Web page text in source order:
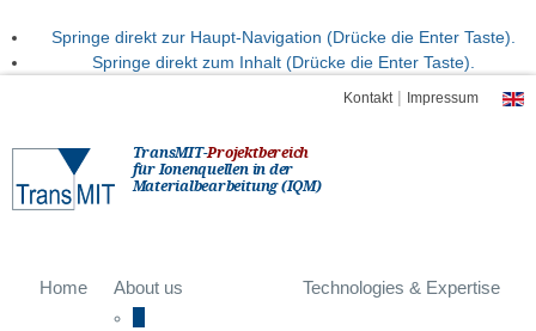
Springe direkt zur Haupt-Navigation (Drücke die Enter Taste).
Springe direkt zum Inhalt (Drücke die Enter Taste).
Kontakt | Impressum
TransMIT-Projektbereich
für Ionenquellen in der
Materialbearbeitung (IQM)
Home About us Technologies & Expertise